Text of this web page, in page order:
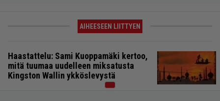
AIHEESEEN LIITTYEN
Haastattelu: Sami Kuoppamäki kertoo,
mitä tuumaa uudelleen miksatusta
Kingston Wallin ykköslevystä